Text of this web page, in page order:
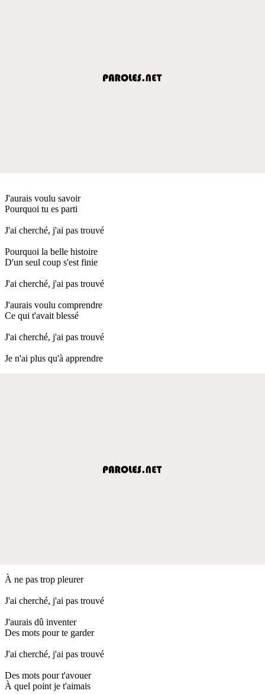
J'aurais voulu savoir
Pourquoi tu es parti
J'ai cherché, j'ai pas trouvé
Pourquoi la belle histoire
D'un seul coup s'est finie
J'ai cherché, j'ai pas trouvé
J'aurais voulu comprendre
Ce qui t'avait blessé
J'ai cherché, j'ai pas trouvé
Je n'ai plus qu'à apprendre
À ne pas trop pleurer
J'ai cherché, j'ai pas trouvé
J'aurais dû inventer
Des mots pour te garder
J'ai cherché, j'ai pas trouvé
Des mots pour t'avouer
À quel point je t'aimais